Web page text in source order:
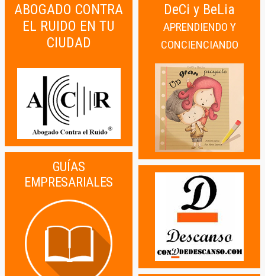
ABOGADO CONTRA
EL RUIDO EN TU
CIUDAD
GUÍAS
EMPRESARIALES
DeCi y BeLia
APRENDIENDO Y
CONCIENCIANDO